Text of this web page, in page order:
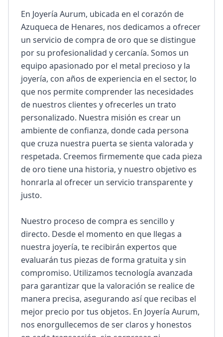
En Joyería Aurum, ubicada en el corazón de
Azuqueca de Henares, nos dedicamos a ofrecer
un servicio de compra de oro que se distingue
por su profesionalidad y cercanía. Somos un
equipo apasionado por el metal precioso y la
joyería, con años de experiencia en el sector, lo
que nos permite comprender las necesidades
de nuestros clientes y ofrecerles un trato
personalizado. Nuestra misión es crear un
ambiente de confianza, donde cada persona
que cruza nuestra puerta se sienta valorada y
respetada. Creemos firmemente que cada pieza
de oro tiene una historia, y nuestro objetivo es
honrarla al ofrecer un servicio transparente y
justo.
Nuestro proceso de compra es sencillo y
directo. Desde el momento en que llegas a
nuestra joyería, te recibirán expertos que
evaluarán tus piezas de forma gratuita y sin
compromiso. Utilizamos tecnología avanzada
para garantizar que la valoración se realice de
manera precisa, asegurando así que recibas el
mejor precio por tus objetos. En Joyería Aurum,
nos enorgullecemos de ser claros y honestos